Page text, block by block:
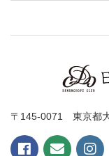
〒145-0071 東京都